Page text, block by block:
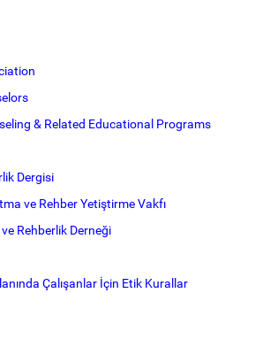
& Related Educational Programs
Dergisi
ve Rehber Yetiştirme Vakfı
ve Rehberlik Derneği
Çalışanlar İçin Etik Kurallar